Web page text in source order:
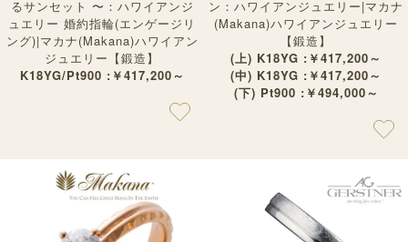
るサンセット 〜：ハワイアンジ
ュエリー 婚約指輪(エンゲージリ
ング)|マカナ(Makana)ハワイアン
ジュエリー【鍛造】
K18YG/Pt900 :￥417,200～
ン：ハワイアンジュエリー|マカナ
(Makana)ハワイアンジュエリー
【鍛造】
(上) K18YG :￥417,200～
(中) K18YG :￥417,200～
(下) Pt900 :￥494,000～